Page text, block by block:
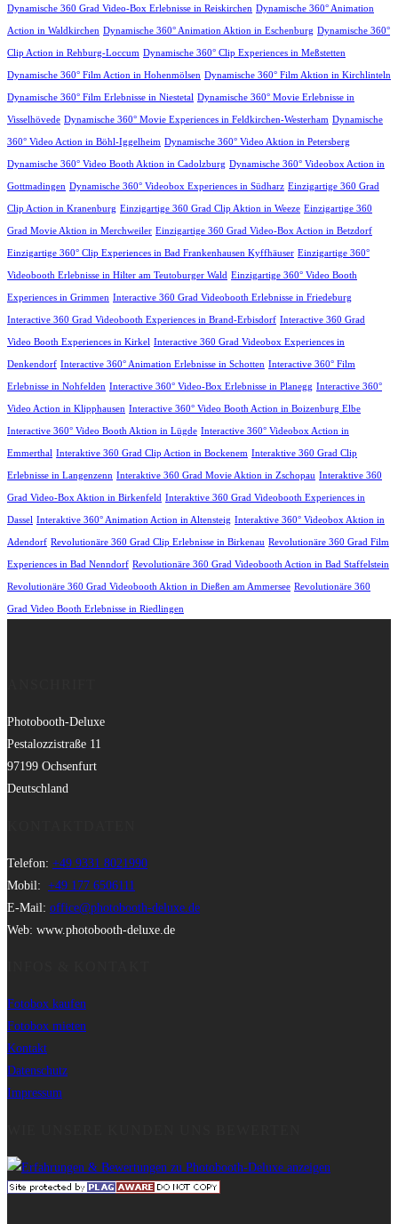
Dynamische 360 Grad Video-Box Erlebnisse in Reiskirchen Dynamische 360° Animation
Action in Waldkirchen Dynamische 360° Animation Aktion in Eschenburg Dynamische 360°
Clip Action in Rehburg-Loccum Dynamische 360° Clip Experiences in Meßstetten
Dynamische 360° Film Action in Hohenmölsen Dynamische 360° Film Aktion in Kirchlinteln
Dynamische 360° Film Erlebnisse in Niestetal Dynamische 360° Movie Erlebnisse in
Visselhövede Dynamische 360° Movie Experiences in Feldkirchen-Westerham Dynamische
360° Video Action in Böhl-Iggelheim Dynamische 360° Video Aktion in Petersberg
Dynamische 360° Video Booth Aktion in Cadolzburg Dynamische 360° Videobox Action in
Gottmadingen Dynamische 360° Videobox Experiences in Südharz Einzigartige 360 Grad
Clip Action in Kranenburg Einzigartige 360 Grad Clip Aktion in Weeze Einzigartige 360
Grad Movie Aktion in Merchweiler Einzigartige 360 Grad Video-Box Action in Betzdorf
Einzigartige 360° Clip Experiences in Bad Frankenhausen Kyffhäuser Einzigartige 360°
Videobooth Erlebnisse in Hilter am Teutoburger Wald Einzigartige 360° Video Booth
Experiences in Grimmen Interactive 360 Grad Videobooth Erlebnisse in Friedeburg
Interactive 360 Grad Videobooth Experiences in Brand-Erbisdorf Interactive 360 Grad
Video Booth Experiences in Kirkel Interactive 360 Grad Videobox Experiences in
Denkendorf Interactive 360° Animation Erlebnisse in Schotten Interactive 360° Film
Erlebnisse in Nohfelden Interactive 360° Video-Box Erlebnisse in Planegg Interactive 360°
Video Action in Klipphausen Interactive 360° Video Booth Action in Boizenburg Elbe
Interactive 360° Video Booth Aktion in Lügde Interactive 360° Videobox Action in
Emmerthal Interaktive 360 Grad Clip Action in Bockenem Interaktive 360 Grad Clip
Erlebnisse in Langenzenn Interaktive 360 Grad Movie Aktion in Zschopau Interaktive 360
Grad Video-Box Aktion in Birkenfeld Interaktive 360 Grad Videobooth Experiences in
Dassel Interaktive 360° Animation Action in Altensteig Interaktive 360° Videobox Aktion in
Adendorf Revolutionäre 360 Grad Clip Erlebnisse in Birkenau Revolutionäre 360 Grad Film
Experiences in Bad Nenndorf Revolutionäre 360 Grad Videobooth Action in Bad Staffelstein
Revolutionäre 360 Grad Videobooth Aktion in Dießen am Ammersee Revolutionäre 360
Grad Video Booth Erlebnisse in Riedlingen
Photobooth-Deluxe
Pestalozzistraße 11
97199 Ochsenfurt
Deutschland
Telefon: +49 9331 8021990
Mobil: +49 177 6506111
E-Mail: office@photobooth-deluxe.de
Web: www.photobooth-deluxe.de
Fotobox kaufen
Fotobox mieten
Kontakt
Datenschutz
Impressum